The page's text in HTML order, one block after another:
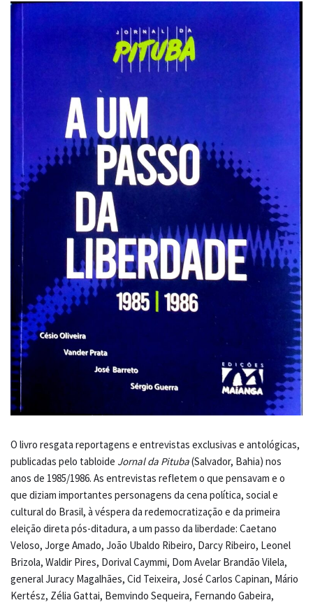
O livro resgata reportagens e entrevistas exclusivas e antológicas,
publicadas pelo tabloide Jornal da Pituba(Salvador, Bahia) nos
anos de 1985/1986. As entrevistas refletem o que pensavam e o
que diziam importantes personagens da cena política, social e
cultural do Brasil, à véspera da redemocratização e da primeira
eleição direta pós-ditadura, a um passo da liberdade: Caetano
Veloso, Jorge Amado, João Ubaldo Ribeiro, Darcy Ribeiro, Leonel
Brizola, Waldir Pires, Dorival Caymmi, Dom Avelar Brandão Vilela,
general Juracy Magalhães, Cid Teixeira, José Carlos Capinan, Mário
Kertész, Zélia Gattai, Bemvindo Sequeira, Fernando Gabeira,